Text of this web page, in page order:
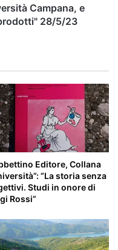
Campana, e
28/5/23
Editore, Collana
“La storia senza
Studi in onore di
Rossi”